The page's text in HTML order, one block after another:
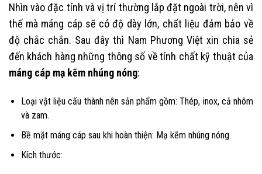
Nhìn vào đặc tính và vị trí thường lắp đặt ngoài trời, nên vì
thế mà máng cáp sẽ có độ dày lớn, chất liệu đảm bảo về
độ chắc chắn. Sau đây thì Nam Phương Việt xin chia sẻ
đến khách hàng những thông số về tính chất kỹ thuật của
máng cáp mạ kẽm nhúng nóng:
Loại vật liệu cấu thành nên sản phẩm gồm: Thép, inox, cả nhôm
và zam.
Bề mặt máng cáp sau khi hoàn thiện: Mạ kẽm nhúng nóng
Kích thước: